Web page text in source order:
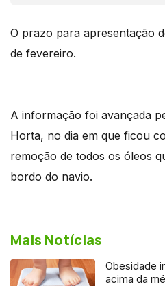
O prazo para apresentação
de fevereiro.
A informação foi avançada
Horta, no dia em que ficou
remoção de todos os óleos
bordo do navio.
Mais Notícias
Obesidade
acima da